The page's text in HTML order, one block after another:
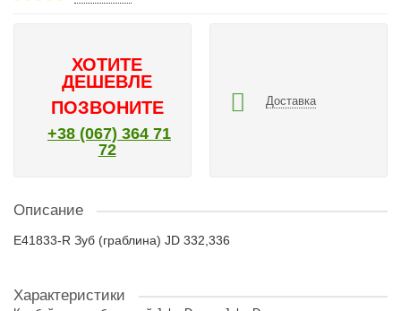
ХОТИТЕ
ДЕШЕВЛЕ
ПОЗВОНИТЕ
+38 (067) 364 71
72
Доставка
Описание
E41833-R Зуб (граблина) JD 332,336
Характеристики